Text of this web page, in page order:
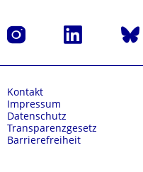
Instagram LinkedIn
Kontakt
Impressum
Datenschutz
Transparenzgesetz
Barrierefreiheit